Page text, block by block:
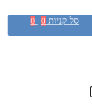
סל קניות 0
0